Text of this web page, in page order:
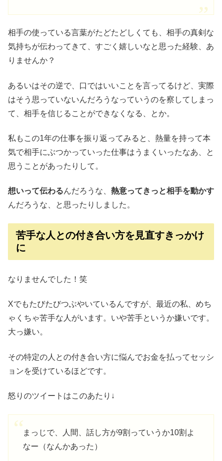
相手の使っている言葉がたどたどしくても、相手の真剣な
気持ちが伝わってきて、すごく嬉しいなと思った経験、あ
りませんか？
あるいはその逆で、口ではいいことを言ってるけど、実際
はそう思っていないんだろうなっていうのを察してしまっ
て、相手を信じることができなくなる、とか。
私もこの1年の仕事を振り返ってみると、熱量を持って本
気で相手にぶつかっていった仕事はうまくいったなあ、と
思うことがあったりして。
想いって伝わるんだろうな、 熱意ってきっと相手を動かす
んだろうな、と思ったりしました。
苦手な人との付き合い方を見直すきっかけ
に
なりませんでした！笑
Xでもたびたびつぶやいているんですが、最近の私、めち
ゃくちゃ苦手な人がいます。いや苦手というか嫌いです。
大っ嫌い。
その特定の人との付き合い方に悩んでお金を払ってセッシ
ョンを受けているほどです。
怒りのツイートはこのあたり↓
まっじで、人間、話し方が9割っていうか10割よ
なー（なんかあった）